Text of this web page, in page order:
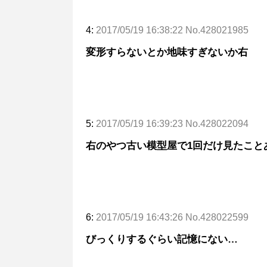
4: 2017/05/19 16:38:22 No.428021985
変形すらないとか地味すぎないか右
5: 2017/05/19 16:39:23 No.428022094
右のやつ古い模型屋で1回だけ見たこ
6: 2017/05/19 16:43:26 No.428022599
びっくりするぐらい記憶にない…